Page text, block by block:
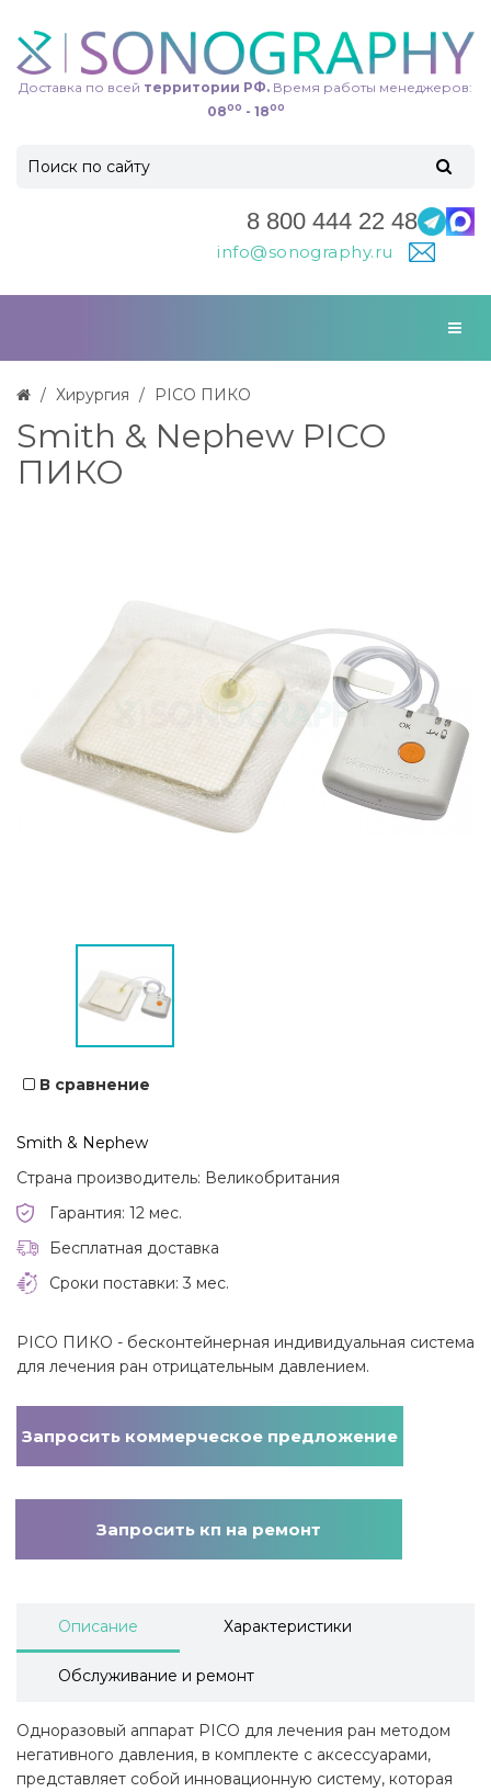
Доставка по всей территории РФ. Время работы менеджеров:
0800 - 1800
8 800 444 22 48
info@sonography.ru
Хирургия PICO ПИКО
Smith & Nephew PICO
ПИКО
В сравнение
Smith & Nephew
Страна производитель: Великобритания
Гарантия: 12 мес.
Бесплатная доставка
Сроки поставки: 3 мес.
PICO ПИКО - бесконтейнерная индивидуальная система
для лечения ран отрицательным давлением.
Запросить коммерческое предложение
Запросить кп на ремонт
Описание Характеристики
Обслуживание и ремонт
Одноразовый аппарат PICO для лечения ран методом
негативного давления, в комплекте с аксессуарами,
представляет собой инновационную систему, которая